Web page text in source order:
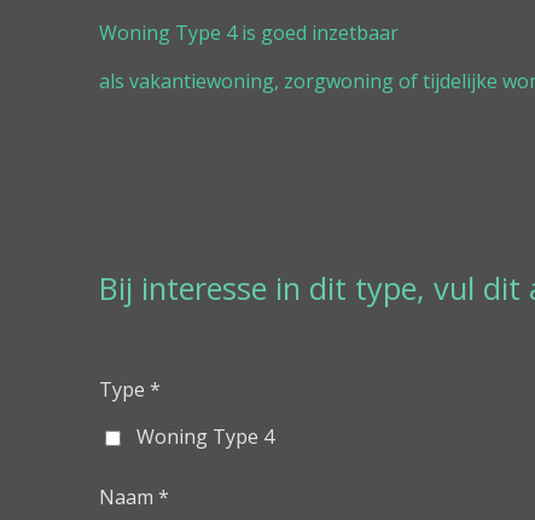
Woning Type 4 is goed inzetbaar
als vakantiewoning, zorgwoning of tijdelijke
Bij interesse in dit type, vul
Type *
Woning Type 4
Naam *